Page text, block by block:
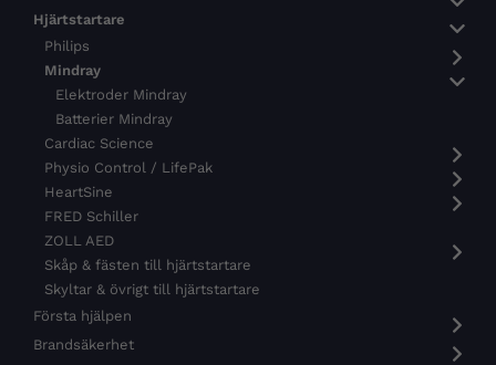
Hjärtstartare
Philips
Mindray
Elektroder Mindray
Batterier Mindray
Cardiac Science
Physio Control / LifePak
HeartSine
FRED Schiller
ZOLL AED
Skåp & fästen till hjärtstartare
Skyltar & övrigt till hjärtstartare
Första hjälpen
Brandsäkerhet